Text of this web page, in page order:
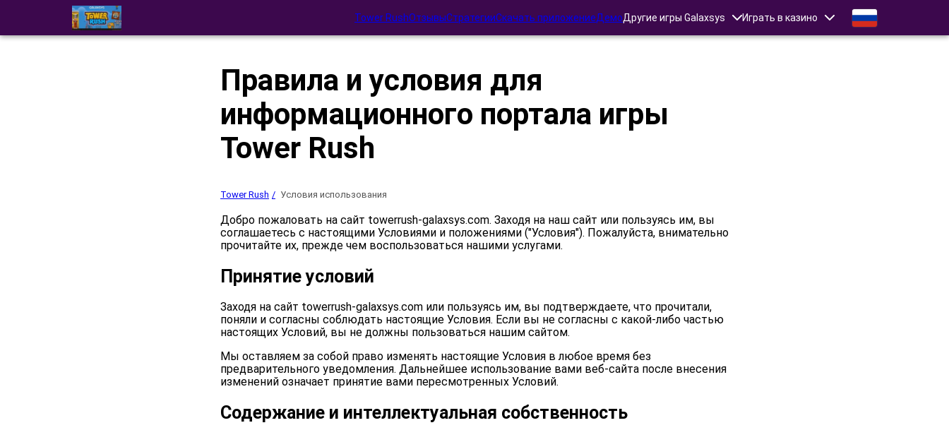
Tower RushОтзывыСтратегииСкачать приложениеДемоДругие игры Galaxsys Играть в казино
Правила и условия для
информационного портала игры
Tower Rush
Tower Rush Условия использования
Добро пожаловать на сайт towerrush-galaxsys.com. Заходя на наш сайт или пользуясь им, вы
соглашаетесь с настоящими Условиями и положениями ("Условия"). Пожалуйста, внимательно
прочитайте их, прежде чем воспользоваться нашими услугами.
Принятие условий
Заходя на сайт towerrush-galaxsys.com или пользуясь им, вы подтверждаете, что прочитали,
поняли и согласны соблюдать настоящие Условия. Если вы не согласны с какой-либо частью
настоящих Условий, вы не должны пользоваться нашим сайтом.
Мы оставляем за собой право изменять настоящие Условия в любое время без
предварительного уведомления. Дальнейшее использование вами веб-сайта после внесения
изменений означает принятие вами пересмотренных Условий.
Содержание и интеллектуальная собственность